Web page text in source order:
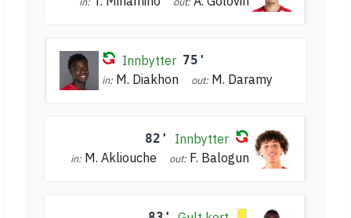
Innbytter 75'
in: M. Diakhon out: M. Daramy
82' Innbytter
in: M. Akliouche out: F. Balogun